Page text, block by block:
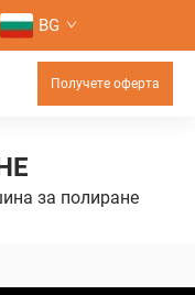
BG
Получете оферта
зa пoлирaне